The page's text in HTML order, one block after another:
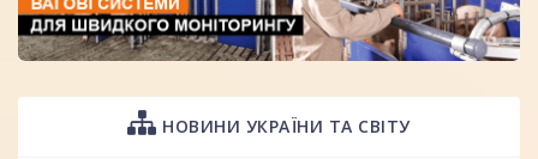
НОВИНИ УКРАЇНИ ТА СВІТУ